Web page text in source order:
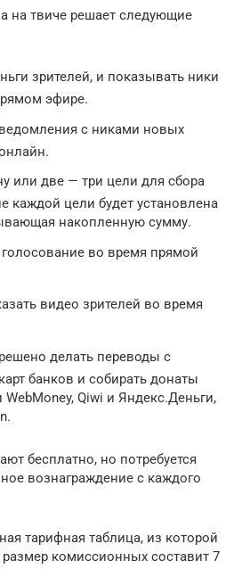
на твиче решает следующие
зрителей, и показывать ники
эфире.
с никами новых
или две — три цели для сбора
каждой цели будет установлена
накопленную сумму.
во время прямой
видео зрителей во время
делать переводы с
банков и собирать донаты
WebMoney, Qiwi и Яндекс.Деньги,
бесплатно, но потребуется
вознаграждение с каждого
тарифная таблица, из которой
комиссионных составит 7